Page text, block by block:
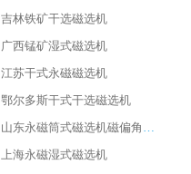
吉林铁矿干选磁选机
广西锰矿湿式磁选机
江苏干式永磁磁选机
鄂尔多斯干式干选磁选机
山东永磁筒式磁选机磁偏角怎么调整
上海永磁湿式磁选机